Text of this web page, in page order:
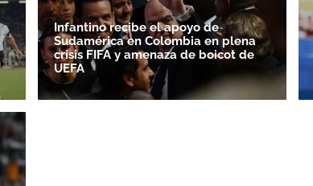
Infantino recibe el apoyo de
Sudamérica en Colombia en plena
crisis FIFA y amenaza de boicot de
UEFA